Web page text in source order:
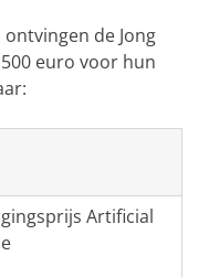
de Jong
euro voor hun
Artificial